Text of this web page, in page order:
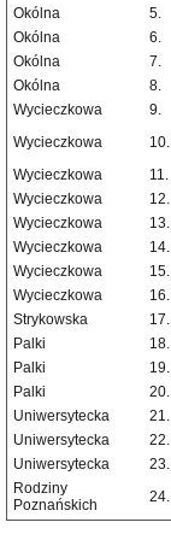
Okólna
5.
Okólna
6.
Okólna
7.
Okólna
8.
Wycieczkowa
9.
Wycieczkowa
10.
Wycieczkowa 11.
Wycieczkowa
12.
Wycieczkowa
13.
Wycieczkowa
14.
Wycieczkowa
15.
Wycieczkowa
16.
Strykowska
17.
Palki
18.
Palki
19.
Palki
20.
Uniwersytecka
21.
Uniwersytecka
22.
Uniwersytecka
23.
Rodziny
Poznańskich
24.